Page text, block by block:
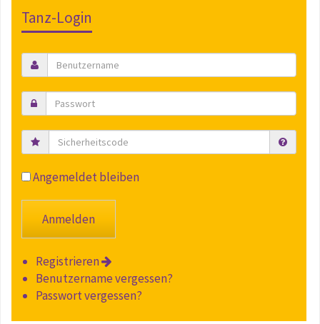
Tanz-Login
Sicherheitscode
Angemeldet bleiben
Registrieren
Benutzername vergessen?
Passwort vergessen?